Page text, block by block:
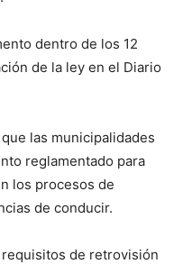
dentro de los 12
de la ley en el Diario
las municipalidades
reglamentado para
los procesos de
de conducir.
de retrovisión